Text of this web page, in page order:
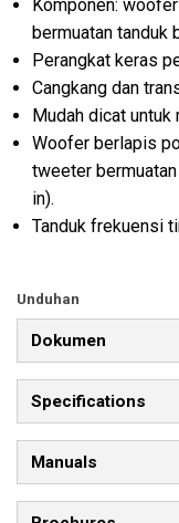
Komponen:
bermuatan tanduk
Perangkat keras
Cangkang dan
Mudah dicat untuk
Woofer berlapis
tweeter
in).
Tanduk frekuensi
Unduhan
Dokumen
Specifications
Manuals